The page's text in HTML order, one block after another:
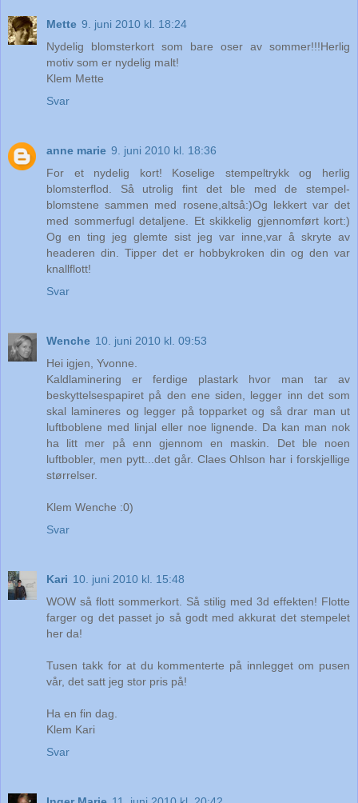
Mette 9. juni 2010 kl. 18:24
Nydelig blomsterkort som bare oser av sommer!!!Herlig
motiv som er nydelig malt!
Klem Mette
Svar
anne marie 9. juni 2010 kl. 18:36
For et nydelig kort! Koselige stempeltrykk og herlig
blomsterflod. Så utrolig fint det ble med de stempel-
blomstene sammen med rosene,altså:)Og lekkert var det
med sommerfugl detaljene. Et skikkelig gjennomført kort:)
Og en ting jeg glemte sist jeg var inne,var å skryte av
headeren din. Tipper det er hobbykroken din og den var
knallflott!
Svar
Wenche 10. juni 2010 kl. 09:53
Hei igjen, Yvonne.
Kaldlaminering er ferdige plastark hvor man tar av
beskyttelsespapiret på den ene siden, legger inn det som
skal lamineres og legger på topparket og så drar man ut
luftboblene med linjal eller noe lignende. Da kan man nok
ha litt mer på enn gjennom en maskin. Det ble noen
luftbobler, men pytt...det går. Claes Ohlson har i forskjellige
størrelser.
Klem Wenche :0)
Svar
Kari 10. juni 2010 kl. 15:48
WOW så flott sommerkort. Så stilig med 3d effekten! Flotte
farger og det passet jo så godt med akkurat det stempelet
her da!
Tusen takk for at du kommenterte på innlegget om pusen
vår, det satt jeg stor pris på!
Ha en fin dag.
Klem Kari
Svar